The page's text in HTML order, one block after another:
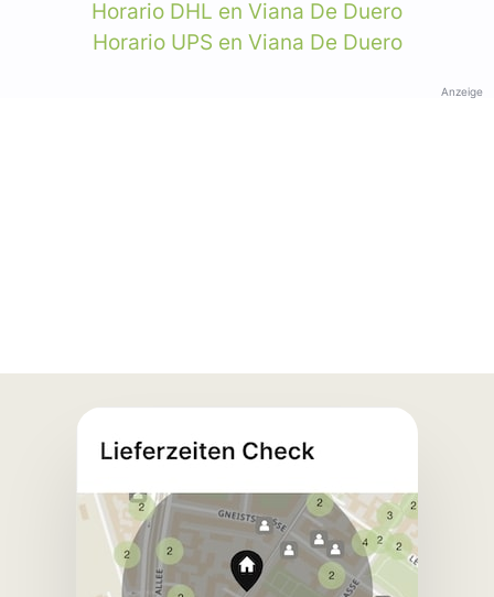
Horario DHL en Viana De Duero
Horario UPS en Viana De Duero
Anzeige